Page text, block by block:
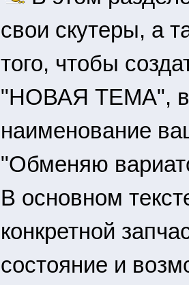
свои скутеры, а
того, чтобы
"НОВАЯ ТЕМА", в
наименование
"Обменяю
В основном
конкретной
состояние и